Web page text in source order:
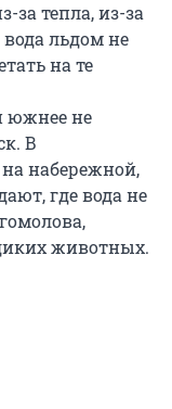
за тепла, из-за
льдом не
на те
южнее не
В
набережной,
где вода не
животных.